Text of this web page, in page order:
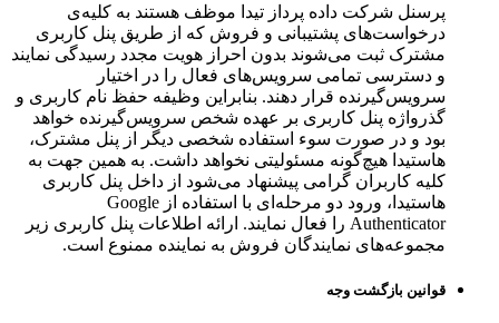
پرسنل شرکت داده پرداز تیدا موظف هستند به کلیه‌ی
درخواست‌های پشتیبانی و فروش که از طریق پنل کاربری
مشترک ثبت می‌شوند بدون احراز هویت مجدد رسیدگی نمایند
و دسترسی تمامی سرویس‌های فعال را در اختیار
سرویس‌گیرنده قرار دهند. بنابراین وظیفه حفظ نام کاربری و
گذرواژه پنل کاربری بر عهده شخص سرویس‌گیرنده خواهد
بود و در صورت سوء استفاده شخصی دیگر از پنل مشترک،
هاستیدا هیچ‌گونه مسئولیتی نخواهد داشت. به همین جهت به
کلیه کاربران گرامی پیشنهاد می‌شود از داخل پنل کاربری
هاستیدا، ورود دو مرحله‌ای با استفاده از Google
Authenticator را فعال نمایند. ارائه اطلاعات پنل کاربری زیر
مجموعه‌های نمایندگان فروش به نماینده ممنوع است.
قوانین بازگشت وجه